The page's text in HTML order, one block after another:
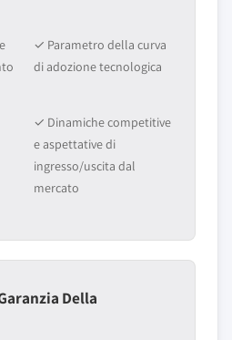
✓ Parametro della curva
di adozione tecnologica
✓ Dinamiche competitive
e aspettative di
ingresso/uscita dal
mercato
Della